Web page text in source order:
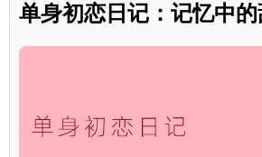
单身初恋日记：记忆中